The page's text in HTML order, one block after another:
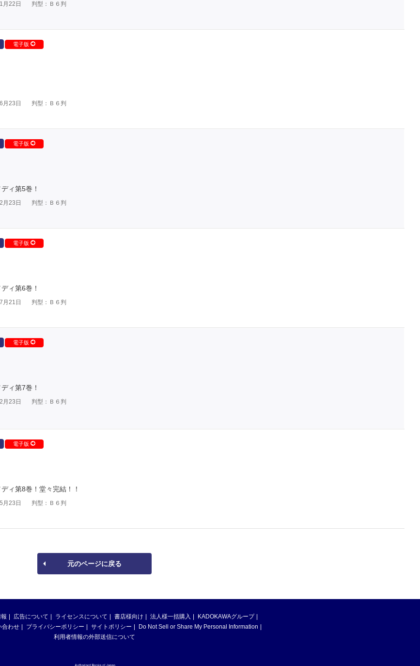
月22日 判型：Ｂ６判
電子版
月23日 判型：Ｂ６判
電子版
ィ第5巻！
月23日 判型：Ｂ６判
電子版
ィ第6巻！
月21日 判型：Ｂ６判
電子版
ィ第7巻！
月23日 判型：Ｂ６判
電子版
ィ第8巻！堂々完結！！
月23日 判型：Ｂ６判
元のページに戻る
広告について ライセンスについて 書店様向け 法人様一括購入
KADOKAWAグループ
合わせ プライバシーポリシー サイトポリシー
Do Not Sell or Share My Personal Information
利用者情報の外部送信について